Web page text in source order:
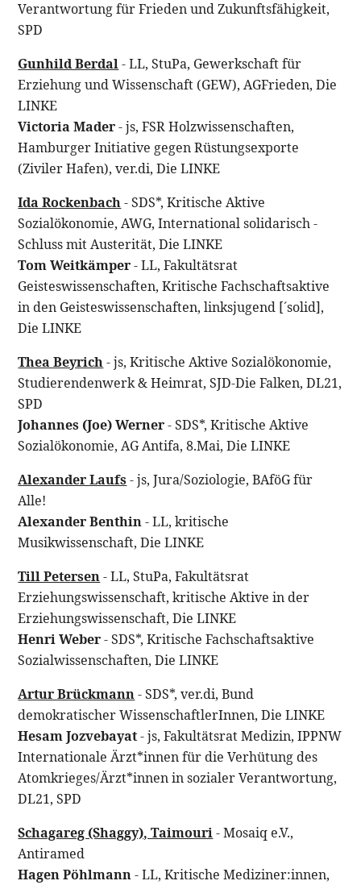
Verantwortung für Frieden und Zukunftsfähigkeit,
SPD
Gunhild Berdal- LL, StuPa, Gewerkschaft für
Erziehung und Wissenschaft (GEW), AGFrieden, Die
LINKE
Victoria Mader- js, FSR Holzwissenschaften,
Hamburger Initiative gegen Rüstungsexporte
(Ziviler Hafen), ver.di, Die LINKE
Ida Rockenbach- SDS*, Kritische Aktive
Sozialökonomie, AWG, International solidarisch -
Schluss mit Austerität, Die LINKE
Tom Weitkämper- LL, Fakultätsrat
Geisteswissenschaften, Kritische Fachschaftsaktive
in den Geisteswissenschaften, linksjugend [´solid],
Die LINKE
Thea Beyrich- js, Kritische Aktive Sozialökonomie,
Studierendenwerk & Heimrat, SJD-Die Falken, DL21,
SPD
Johannes (Joe) Werner- SDS*, Kritische Aktive
Sozialökonomie, AG Antifa, 8.Mai, Die LINKE
Alexander Laufs - js, Jura/Soziologie, BAföG für
Alle!
Alexander Benthin- LL, kritische
Musikwissenschaft, Die LINKE
Till Petersen- LL, StuPa, Fakultätsrat
Erziehungswissenschaft, kritische Aktive in der
Erziehungswissenschaft, Die LINKE
Henri Weber- SDS*, Kritische Fachschaftsaktive
Sozialwissenschaften, Die LINKE
Artur Brückmann- SDS*, ver.di, Bund
demokratischer WissenschaftlerInnen, Die LINKE
Hesam Jozvebayat- js, Fakultätsrat Medizin, IPPNW
Internationale Ärzt*innen für die Verhütung des
Atomkrieges/Ärzt*innen in sozialer Verantwortung,
DL21, SPD
Schagareg (Shaggy), Taimouri- Mosaiq e.V.,
Antiramed
Hagen Pöhlmann- LL, Kritische Mediziner:innen,